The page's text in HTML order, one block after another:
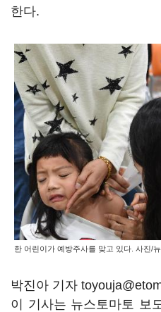
한다.
한 어린이가 예방주사를 맞고 있다. 사진/
박진아 기자
이 기사는 뉴스토마토 보